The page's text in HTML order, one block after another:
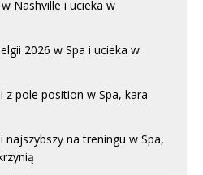
Nashville i ucieka w
2026 w Spa i ucieka w
z pole position w Spa, kara
najszybszy na treningu w Spa,